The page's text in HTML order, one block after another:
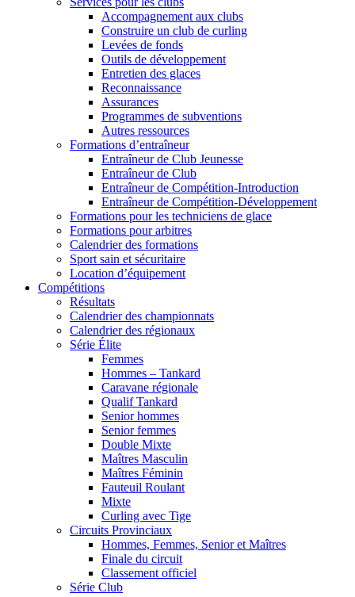
Accompagnement aux clubs
Construire un club de curling
Levées de fonds
Outils de développement
Entretien des glaces
Reconnaissance
Assurances
Programmes de subventions
Autres ressources
Formations d’entraîneur
Entraîneur de Club Jeunesse
Entraîneur de Club
Entraîneur de Compétition-Introduction
Entraîneur de Compétition-Développement
Formations pour les techniciens de glace
Formations pour arbitres
Calendrier des formations
Sport sain et sécuritaire
Location d’équipement
Compétitions
Résultats
Calendrier des championnats
Calendrier des régionaux
Série Élite
Femmes
Hommes – Tankard
Caravane régionale
Qualif Tankard
Senior hommes
Senior femmes
Double Mixte
Maîtres Masculin
Maîtres Féminin
Fauteuil Roulant
Mixte
Curling avec Tige
Circuits Provinciaux
Hommes, Femmes, Senior et Maîtres
Finale du circuit
Classement officiel
Série Club